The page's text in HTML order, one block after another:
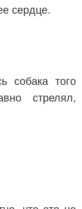
сердце.
собака того
стрелял,